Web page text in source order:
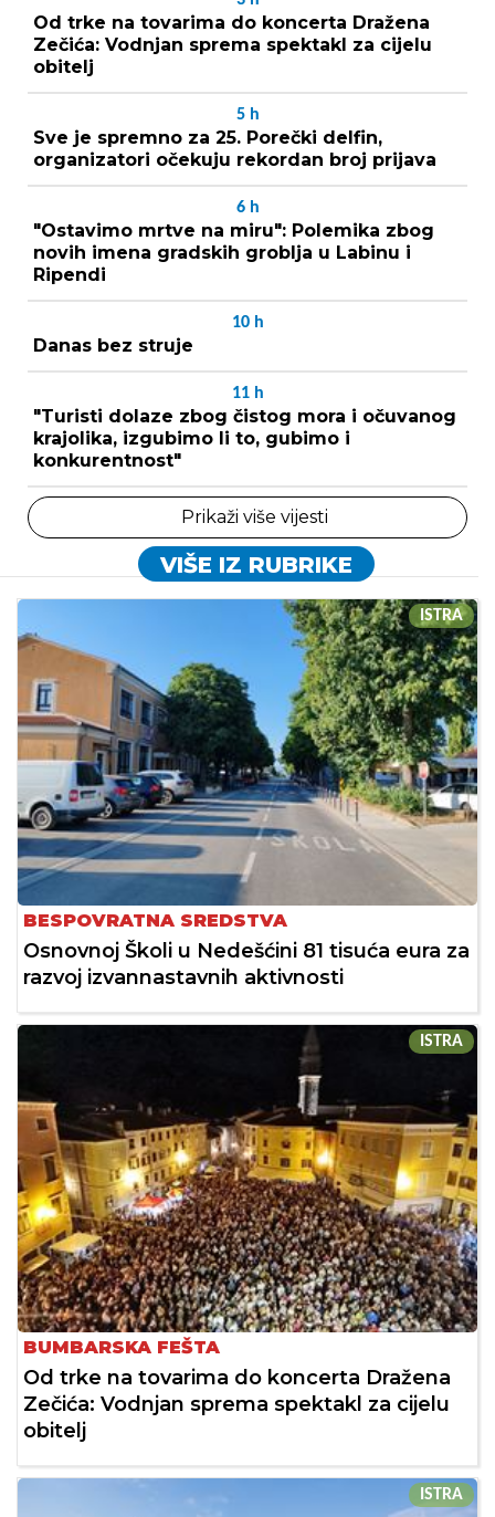
Od trke na tovarima do koncerta Dražena
Zečića: Vodnjan sprema spektakl za cijelu
obitelj
5 h
Sve je spremno za 25. Porečki delfin,
organizatori očekuju rekordan broj prijava
6 h
"Ostavimo mrtve na miru": Polemika zbog
novih imena gradskih groblja u Labinu i
Ripendi
10 h
Danas bez struje
11 h
"Turisti dolaze zbog čistog mora i očuvanog
krajolika, izgubimo li to, gubimo i
konkurentnost"
Prikaži više vijesti
VIŠE IZ RUBRIKE
ISTRA
BESPOVRATNA SREDSTVA
Osnovnoj Školi u Nedešćini 81 tisuća eura za
razvoj izvannastavnih aktivnosti
ISTRA
BUMBARSKA FEŠTA
Od trke na tovarima do koncerta Dražena
Zečića: Vodnjan sprema spektakl za cijelu
obitelj
ISTRA